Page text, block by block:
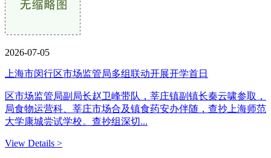
2026-07-05
上海市闵行区市场监管局多组联动开展开学首日
区市场监管局副局长赵卫峰带队，莘庄镇副镇长秦云啸参取，
局食物运营科、莘庄市场合及镇食药安办伴随，查抄上海师范
大学康城尝试学校。查抄组深切...
View Details >